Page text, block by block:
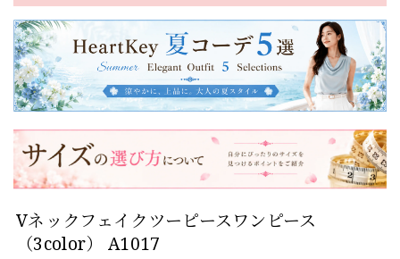
Vネックフェイクツーピースワンピース
（3color） A1017